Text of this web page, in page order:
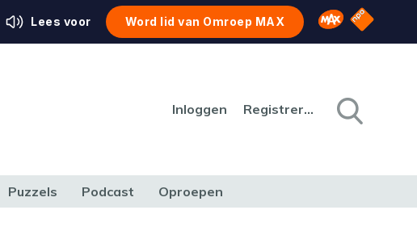
Lees voor Word lid van Omroep MAX Omroep MAX
NPO
Inloggen Registreren
Puzzels Podcast Oproepen